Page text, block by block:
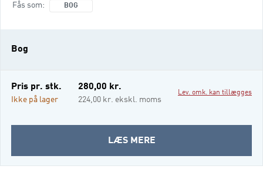
stiller skarpt på, hvordan voldens sociale og
kulturelle rammer kan ne
Fås som BOG
Bog
Pris pr. stk.
Ikke på lager
280,00 kr.
224,00 kr. ekskl. moms
Lev. omk. kan tillægges
LÆS MEREOM
TVÆRKULTUREL
KONFLIKTMÆGLING